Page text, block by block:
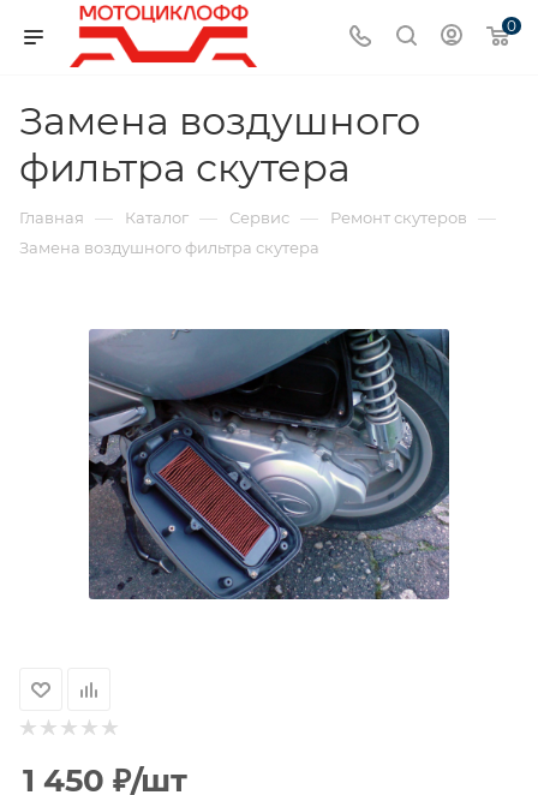
0
Замена воздушного
фильтра скутера
Главная — Каталог — Сервис — Ремонт скутеров —
Замена воздушного фильтра скутера
1 450 ₽/шт